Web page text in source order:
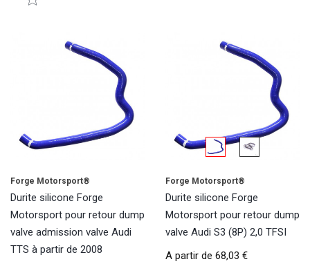
Forge Motorsport®
Durite silicone Forge
Motorsport pour retour dump
valve admission valve Audi
TTS à partir de 2008
Forge Motorsport®
Durite silicone Forge
Motorsport pour retour dump
valve Audi S3 (8P) 2,0 TFSI
A partir de 68,03 €